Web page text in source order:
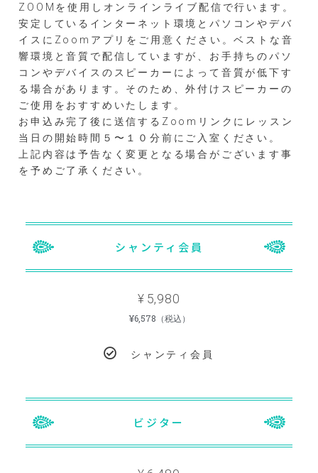
ZOOMを使用しオンラインライブ配信で行います。
安定しているインターネット環境とパソコンやデバ
イスにZoomアプリをご用意ください。ベストな音
響環境と音質で配信していますが、お手持ちのパソ
コンやデバイスのスピーカーによって音質が低下す
る場合があります。そのため、外付けスピーカーの
ご使用をおすすめいたします。
お申込み完了後に送信するZoomリンクにレッスン
当日の開始時間５〜１０分前にご入室ください。
上記内容は予告なく変更となる場合がございます事
を予めご了承ください。
シャンティ会員
¥ 5,980
¥6,578（税込）
シャンティ会員
ビジター